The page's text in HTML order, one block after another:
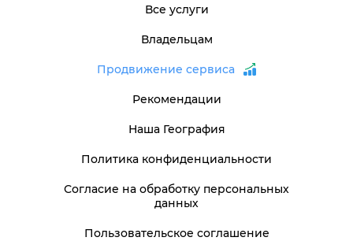
Все услуги
Владельцам
Продвижение сервиса
Рекомендации
Наша География
Политика конфиденциальности
Согласие на обработку персональных
данных
Пользовательское соглашение